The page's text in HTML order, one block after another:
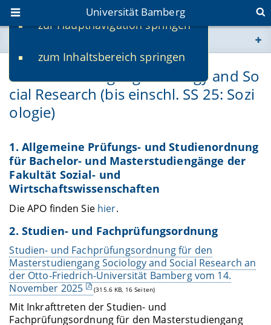
zur Hauptnavigation springen
zum Inhaltsbereich springen
Universität Bamberg
www.uni-bamberg.de
univis.uni-bamberg.de
Masterstudiengang Sociology and So
cial Research (bis einschl. SS 25: Sozi
ologie)
1. Allgemeine Prüfungs- und Studienordnung
für Bachelor- und Masterstudiengänge der
Fakultät Sozial- und
Wirtschaftswissenschaften
Die APO finden Sie hier.
2. Studien- und Fachprüfungsordnung
Studien- und Fachprüfungsordnung für den
Masterstudiengang Sociology and Social Research an
der Otto-Friedrich-Universität Bamberg vom 14.
November 2025
(315.6 KB, 16 Seiten)
Mit Inkrafttreten der Studien- und
Fachprüfungsordnung für den Masterstudiengang